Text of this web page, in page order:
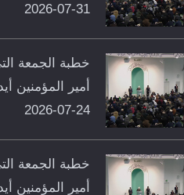
31-07-2026
خطبة الجمعة
أمير المؤمنين
24-07-2026
خطبة الجمعة
أمير المؤمنين